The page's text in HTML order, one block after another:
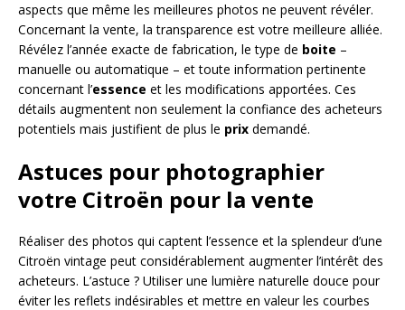
aspects que même les meilleures photos ne peuvent révéler.
Concernant la vente, la transparence est votre meilleure alliée.
Révélez l’année exacte de fabrication, le type de boite –
manuelle ou automatique – et toute information pertinente
concernant l’essence et les modifications apportées. Ces
détails augmentent non seulement la confiance des acheteurs
potentiels mais justifient de plus le prix demandé.
Astuces pour photographier
votre Citroën pour la vente
Réaliser des photos qui captent l’essence et la splendeur d’une
Citroën vintage peut considérablement augmenter l’intérêt des
acheteurs. L’astuce ? Utiliser une lumière naturelle douce pour
éviter les reflets indésirables et mettre en valeur les courbes